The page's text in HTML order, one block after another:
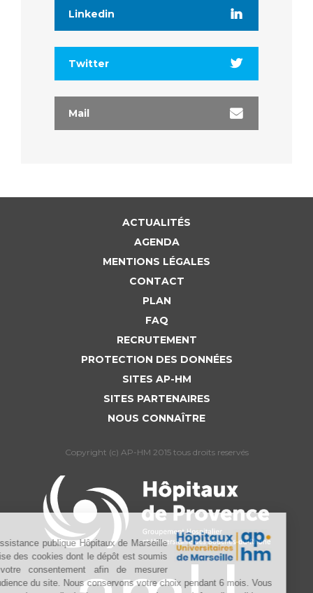
Linkedin
Twitter
Mail
ACTUALITÉS
AGENDA
MENTIONS LÉGALES
CONTACT
PLAN
FAQ
RECRUTEMENT
PROTECTION DES DONNÉES
SITES AP-HM
SITES PARTENAIRES
NOUS CONNAÎTRE
Copyright (c) AP-HM 2015 tous droits reservés
L’Assistance publique Hôpitaux de Marseille
utilise des cookies dont le dépôt est soumis
à votre consentement afin de mesurer
l’audience du site. Nous conservons votre choix pendant 6 mois. Vous